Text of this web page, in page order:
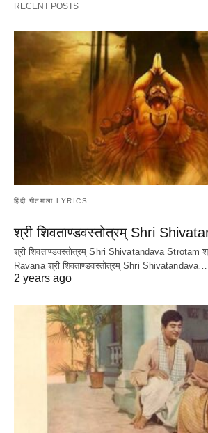
RECENT POSTS
हिंदी गीतमाला LYRICS
श्री शिवताण्डवस्तोत्रम् Shri
श्री शिवताण्डवस्तोत्रम् Shri Shivatandava Strotam
Ravana श्री शिवताण्डवस्तोत्रम् Shri Shivatandava…
2 years ago